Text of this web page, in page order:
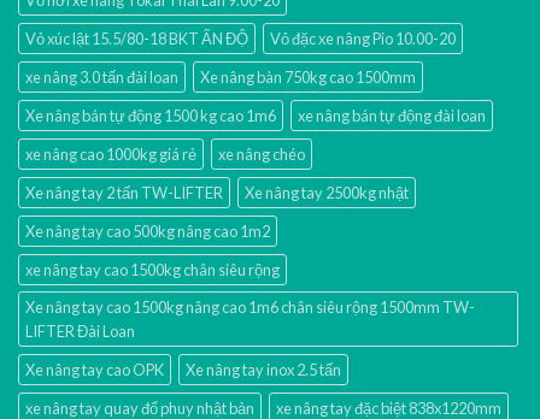
Vỏ xúc lật 15.5/80-18 BKT ẤN ĐỘ
Vỏ đặc xe nâng Pio 10.00-20
xe nâng 3.0 tấn đài loan
Xe nâng bàn 750kg cao 1500mm
Xe nâng bán tự động 1500 kg cao 1m6
xe nâng bán tự động đài loan
xe nâng cao 1000kg giá rẻ
xe nâng chéo
Xe nâng tay 2 tấn TW-LIFTER
Xe nâng tay 2500kg nhật
Xe nâng tay cao 500kg nâng cao 1m2
xe nâng tay cao 1500kg chân siêu rộng
Xe nâng tay cao 1500kg nâng cao 1m6 chân siêu rộng 1500mm TW-
LIFTER Đài Loan
Xe nâng tay cao OPK
Xe nâng tay inox 2.5 tấn
xe nâng tay quay đổ phuy nhật bản
xe nâng tay đặc biệt 838x1220mm